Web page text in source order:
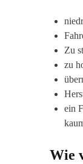
Zu
zu
ein
Wie